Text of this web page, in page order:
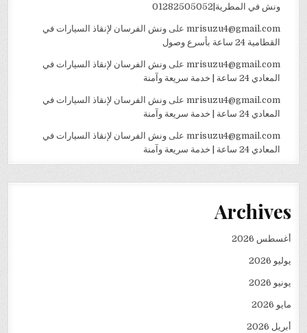
ونش في المطرية|01282505052
mrisuzu4@gmail.comعلى ونش الفرسان لإنقاذ السيارات في
القطامية 24 ساعة بأسرع وصول
mrisuzu4@gmail.comعلى ونش الفرسان لإنقاذ السيارات في
المعادي 24 ساعة | خدمة سريعة وآمنة
mrisuzu4@gmail.comعلى ونش الفرسان لإنقاذ السيارات في
المعادي 24 ساعة | خدمة سريعة وآمنة
mrisuzu4@gmail.comعلى ونش الفرسان لإنقاذ السيارات في
المعادي 24 ساعة | خدمة سريعة وآمنة
Archives
أغسطس 2026
يوليو 2026
يونيو 2026
مايو 2026
أبريل 2026